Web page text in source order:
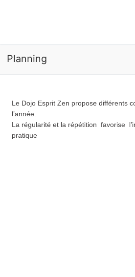
Planning
Le Dojo Esprit Zen propose différents
l’année.
La régularité et la répétition favorise
pratique